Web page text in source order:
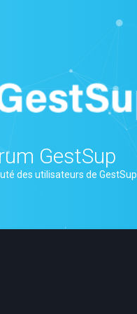
GestSup
des utilisateurs de GestSup